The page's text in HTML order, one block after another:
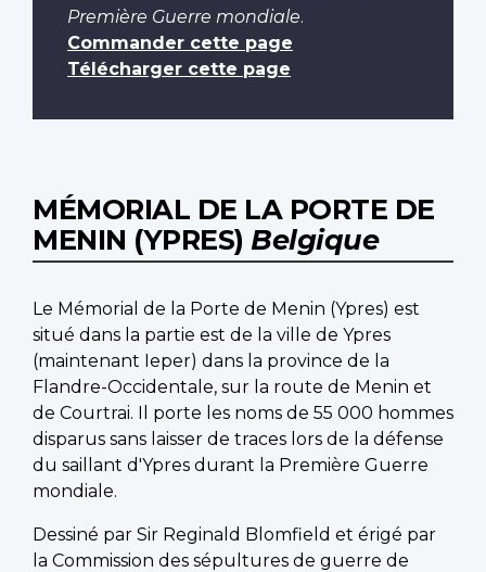
Première Guerre mondiale.
Commander cette page
Télécharger cette page
MÉMORIAL DE LA PORTE DE
MENIN (YPRES) Belgique
Le Mémorial de la Porte de Menin (Ypres) est
situé dans la partie est de la ville de Ypres
(maintenant Ieper) dans la province de la
Flandre-Occidentale, sur la route de Menin et
de Courtrai. Il porte les noms de 55 000 hommes
disparus sans laisser de traces lors de la défense
du saillant d'Ypres durant la Première Guerre
mondiale.
Dessiné par Sir Reginald Blomfield et érigé par
la Commission des sépultures de guerre de